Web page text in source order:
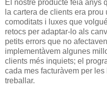
El nostre producte feia anys
la cartera de clients era
comoditats i luxes que
retocs per adaptar-lo als
petits errors que no
implementàvem algunes
clients més inquiets; el
cada mes facturàvem per
treballar.